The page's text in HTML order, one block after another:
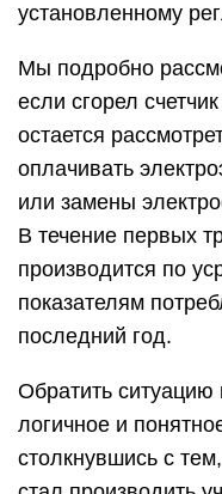
установленному
Мы подробно
если сгорел
остается
оплачивать
или замены
В течение первых
производится по
показателям
последний год.
Обратить
логичное и
столкнувшись с